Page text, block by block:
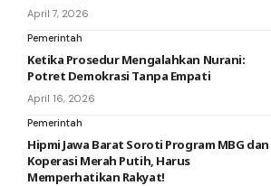
April 7, 2026
Pemerintah
Ketika Prosedur Mengalahkan Nurani:
Potret Demokrasi Tanpa Empati
April 16, 2026
Pemerintah
Hipmi Jawa Barat Soroti Program MBG dan
Koperasi Merah Putih, Harus
Memperhatikan Rakyat!